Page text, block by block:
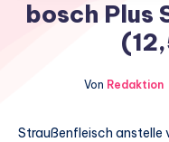
bosch Plus
Von Redaktion
Straußenfleisch anstelle